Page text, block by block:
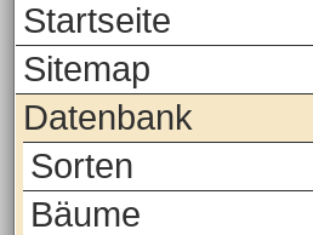
Startseite
Sitemap
Datenbank
Sorten
Bäume